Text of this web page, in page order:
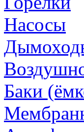
Насосы
Баки